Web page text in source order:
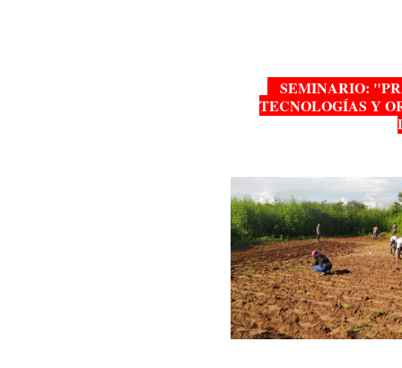
SEMINARIO:
TECNOLOGÍAS Y